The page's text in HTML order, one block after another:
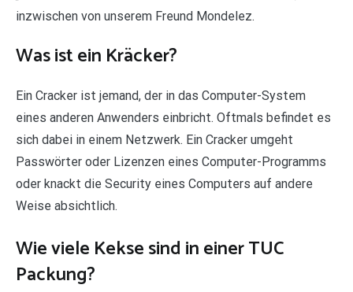
inzwischen von unserem Freund Mondelez.
Was ist ein Kräcker?
Ein Cracker ist jemand, der in das Computer-System
eines anderen Anwenders einbricht. Oftmals befindet es
sich dabei in einem Netzwerk. Ein Cracker umgeht
Passwörter oder Lizenzen eines Computer-Programms
oder knackt die Security eines Computers auf andere
Weise absichtlich.
Wie viele Kekse sind in einer TUC
Packung?